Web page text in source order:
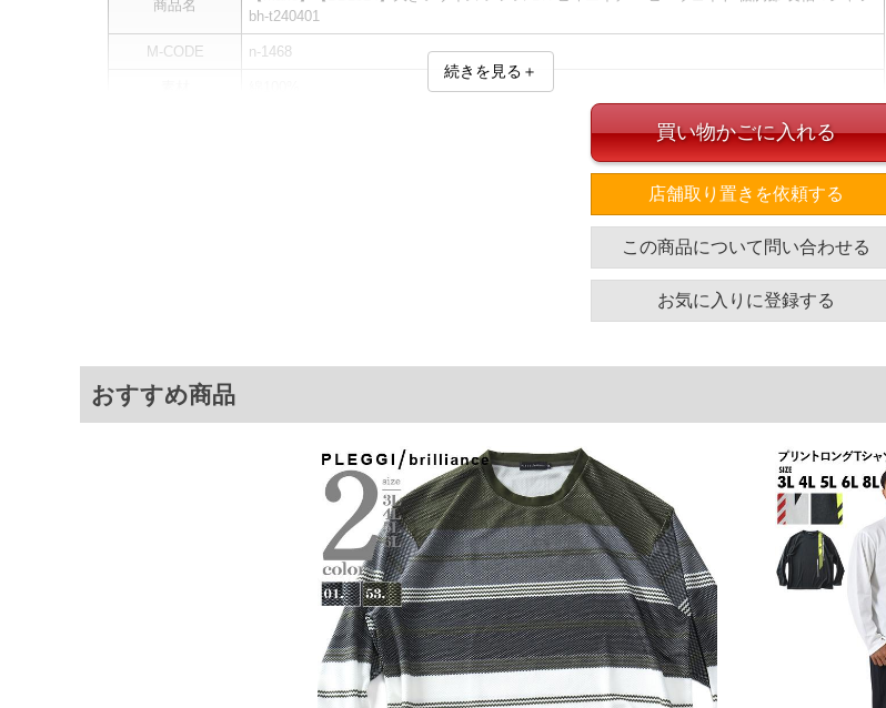
商品名
bh-t240401
M-CODE n-1468
胸囲 着丈
128 76
134 78
6L
8L 64 71 158
86
単位はcm
※商品によって若干のサイズの誤差がございます。また、お客様がご使用の環境（コンピュータ画
面）によって、商品の色味が若干異なる場合がございます。予めご了承ください。
※上記サイズが実際の商品に付いているタグのサイズ表記と異なる場合があります。お取り扱い前に
商品付属タグの記載もご確認下さい。
※当店での掲載商品は、実店鋪と在庫を共用しておりますので店頭での売り違い、店舗からのお取り
寄せ等により、お客様にご迷惑をお掛けしてしまう場合がございます。そのようなことがない様最大
限に努めておりますが、もしあった場合速やかにご連絡させて頂きますので予めご了承ください。
※【ボトムの裾上げをご希望の場合】
裾上げ料金は500円+税となります。
備考欄に股下●cmとご記入下さい。（裾上げ無料対象商品は1本につき税込6,000円以上の品が対象。
続きを見る＋
買い物かごに入れる
店舗取り置きを依頼する
この商品について問い合わせる
お気に入りに登録する
おすすめ商品